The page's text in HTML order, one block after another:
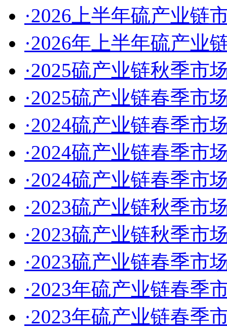
·2026上半年硫产业链
·2026年上半年硫产业
·2025硫产业链秋季市
·2025硫产业链春季市
·2024硫产业链春季市
·2024硫产业链春季市
·2024硫产业链春季市
·2023硫产业链秋季市
·2023硫产业链秋季市
·2023硫产业链春季市
·2023年硫产业链春季
·2023年硫产业链春季